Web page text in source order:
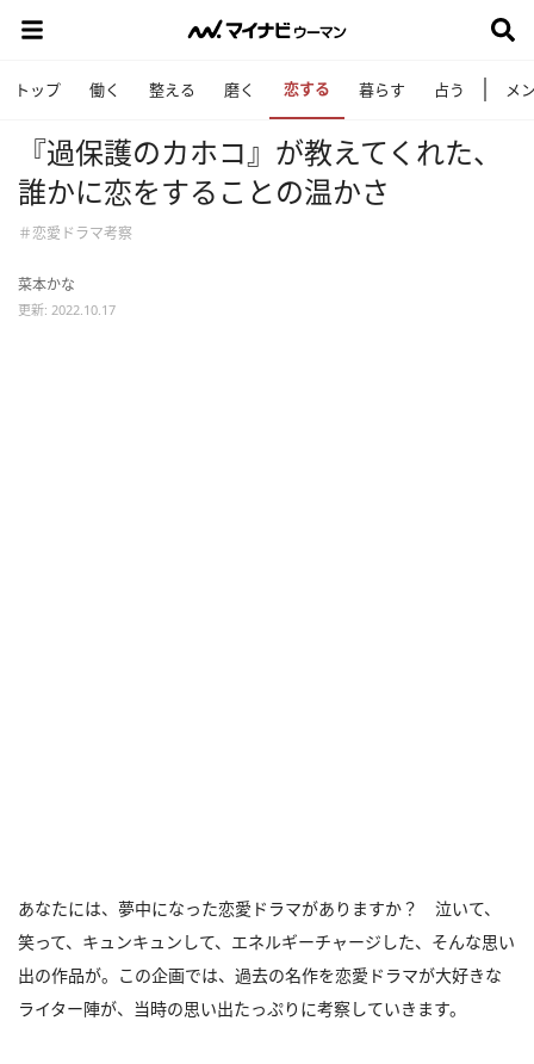
トップ 働く 整える 磨く 恋する 暮らす 占う メ
『過保護のカホコ』が教えてくれた、
誰かに恋をすることの温かさ
＃恋愛ドラマ考察
菜本かな
更新: 2022.10.17
あなたには、夢中になった恋愛ドラマがありますか？ 泣いて、
笑って、キュンキュンして、エネルギーチャージした、そんな思い
出の作品が。この企画では、過去の名作を恋愛ドラマが大好きな
ライター陣が、当時の思い出たっぷりに考察していきます。